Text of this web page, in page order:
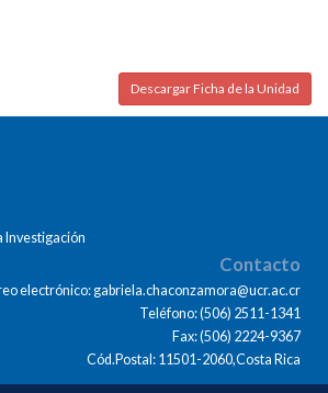
Descargar Ficha de la Unidad
Investigación
Contacto
electrónico: gabriela.chaconzamora@ucr.ac.cr
Teléfono: (506) 2511-1341
Fax: (506) 2224-9367
Cód.Postal: 11501-2060,Costa Rica